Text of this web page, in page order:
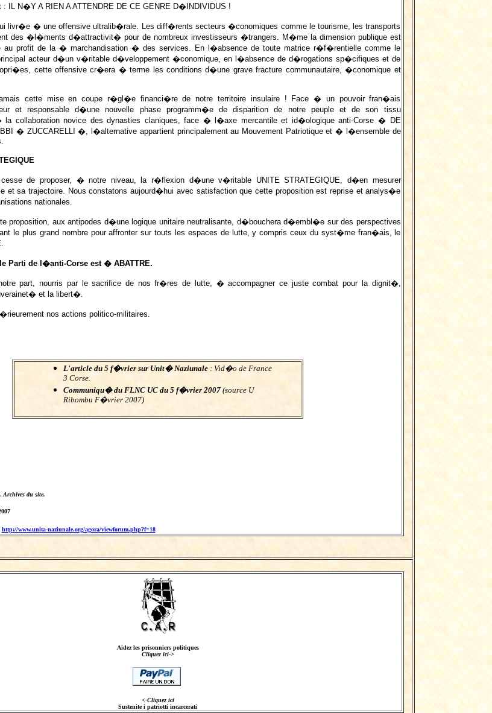
N�Y A RIEN A ATTENDRE DE CE GENRE D�INDIVIDUS !
livr�e � une offensive ultralib�rale. Les diff�rents secteurs �conomiques comme le tourisme, les transports
des �l�ments d�attractivit� pour de nombreux investisseurs �trangers. M�me la dimension publique est
au profit de la � marchandisation � des services. En l�absence de toute matrice r�f�rentielle comme le
acteur d�un v�ritable d�veloppement �conomique, en l�absence de d�rogations sp�cifiques et de
cette offensive cr�era � terme les conditions d�une grave fracture communautaire, �conomique et
cette mise en coupe r�gl�e financi�re de notre territoire insulaire ! Face � un pouvoir fran�ais
et responsable d�une nouvelle phase programm�e de disparition de notre peuple et de son tissu
la collaboration novice des dynasties claniques, face � l�axe mercantile et id�ologique anti-Corse � DE
� ZUCCARELLI �, l�alternative appartient principalement au Mouvement Patriotique et � l�ensemble de
de proposer, � notre niveau, la r�flexion d�une v�ritable UNITE STRATEGIQUE, d�en mesurer
et sa trajectoire. Nous constatons aujourd�hui avec satisfaction que cette proposition est reprise et analys�e
nationales.
proposition, aux antipodes d�une logique unitaire neutralisante, d�bouchera d�embl�e sur des perspectives
le plus grand nombre pour affronter sur touts les espaces de lutte, y compris ceux du syst�me fran�ais, le
Parti de l�anti-Corse est � ABATTRE.
part, nourris par le sacrifice de nos fr�res de lutte, � accompagner ce juste combat pour la dignit�,
et la libert�.
nos actions politico-militaires.
L'article du 5 f�vrier sur Unit� Naziunale : Vid�o de France
3 Corse.
Communiqu� du FLNC UC du 5 f�vrier 2007 (source U
Ribombu F�vrier 2007)
du site.
http://www.unita-naziunale.org/agora/viewforum.php?f=18
Aidez les prisonniers politiques
Cliquez ici->
<-Cliquez ici
Sustenite i patriotti incarcerati